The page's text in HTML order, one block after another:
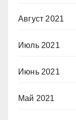
Август 2021
Июль 2021
Июнь 2021
Май 2021